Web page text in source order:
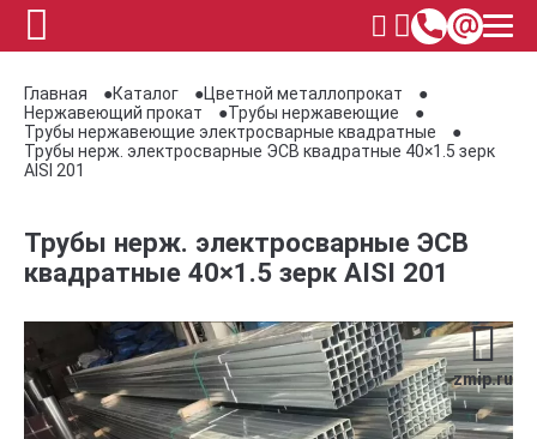
Главная Каталог
Цветной металлопрокат
Нержавеющий прокат
Трубы нержавеющие
Трубы нержавеющие электросварные квадратные
Трубы нерж. электросварные ЭСВ квадратные 40×1.5 зерк
AISI 201
Трубы нерж. электросварные ЭСВ
квадратные 40×1.5 зерк AISI 201
zmip.ru